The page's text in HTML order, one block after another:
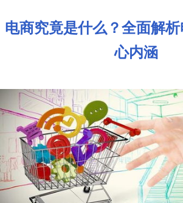
电商究竟是什么？全面解
心内涵